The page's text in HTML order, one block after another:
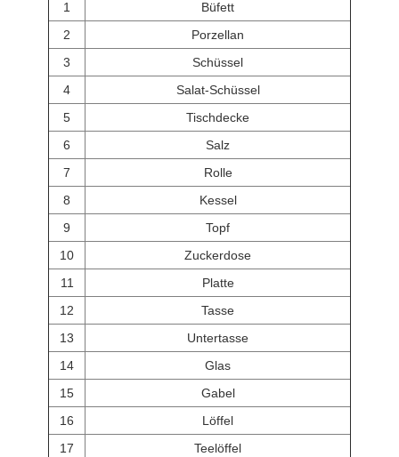
1
Büfett
2
Porzellan
3
Schüssel
4
Salat-Schüssel
5
Tischdecke
6
Salz
7
Rolle
8
Kessel
9
Topf
10
Zuckerdose
11
Platte
12
Tasse
13
Untertasse
14
Glas
15
Gabel
16
Löffel
17
Teelöffel